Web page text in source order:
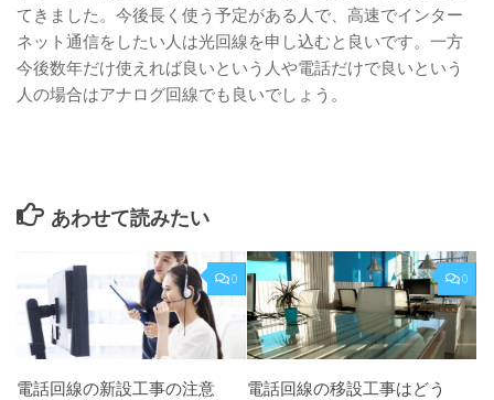
てきました。今後長く使う予定がある人で、高速でインター
ネット通信をしたい人は光回線を申し込むと良いです。一方
今後数年だけ使えれば良いという人や電話だけで良いという
人の場合はアナログ回線でも良いでしょう。
あわせて読みたい
0
電話回線の新設工事の注意
0
電話回線の移設工事はどう